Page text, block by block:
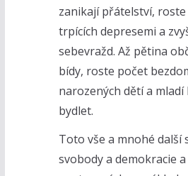
zanikají přátelství,
trpících depresemi a
sebevražd. Až pětina
bídy, roste počet
narozených dětí a mladí
bydlet.
Toto vše a mnohé další
svobody a demokracie